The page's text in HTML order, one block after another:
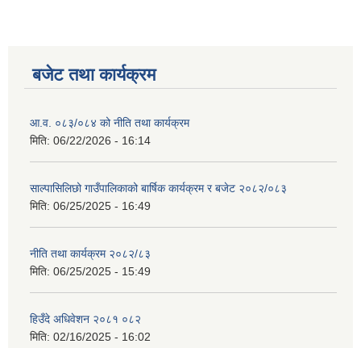
बजेट तथा कार्यक्रम
आ.व. ०८३/०८४ को नीति तथा कार्यक्रम
मिति: 06/22/2026 - 16:14
साल्पासिलिछो गाउँपालिकाको बार्षिक कार्यक्रम र बजेट २०८२/०८३
मिति: 06/25/2025 - 16:49
नीति तथा कार्यक्रम २०८२/८३
मिति: 06/25/2025 - 15:49
हिउँदे अधिवेशन २०८१ ०८२
मिति: 02/16/2025 - 16:02